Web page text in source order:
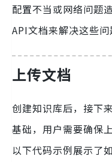
配置不当或网络问题
API文档来解决这些问
上传文档
创建知识库后，接下
基础，用户需要确保
以下代码示例展示了